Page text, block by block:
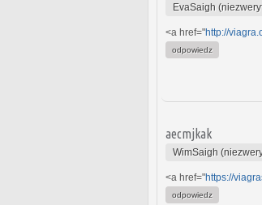
EvaSaigh
<a href="http://
odpowiedz
aecmjkak
WimSaigh
<a href="https://
odpowiedz